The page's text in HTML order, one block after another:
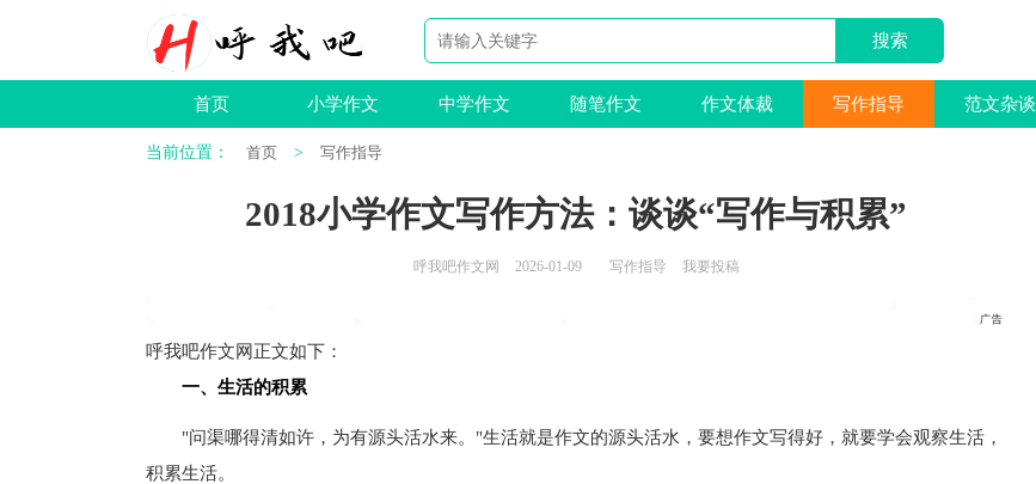
首页 小学作文 中学作文 随笔作文 作文体裁 写作指导 范文杂谈
当前位置： 首页 > 写作指导
2018小学作文写作方法：谈谈“写作与积累”
呼我吧作文网 2026-01-09 写作指导 我要投稿
呼我吧作文网 正文如下 ：
一、生活的积累
"问渠哪得清如许，为有源头活水来。"生活就是作文的源头活水，要想作文写得好，就要学会观察生活，
积累生活。